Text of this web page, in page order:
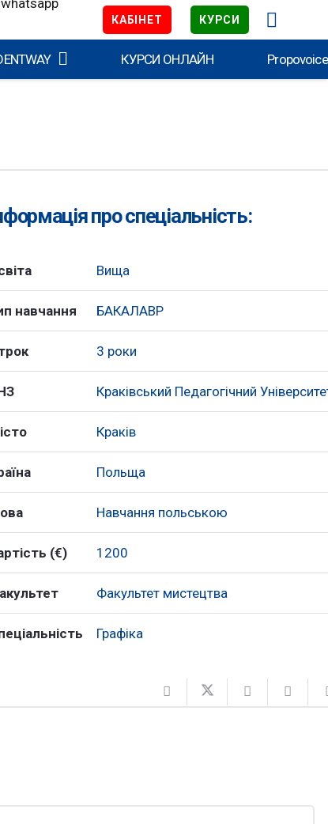
КАБІНЕТ КУРСИ
КУРСИ ОНЛАЙН
про спеціальність:
Вища
навчання БАКАЛАВР
3 роки
Краківський Педагогічний
Краків
Польща
Навчання польською
(€) 1200
Факультет мистецтва
Графіка